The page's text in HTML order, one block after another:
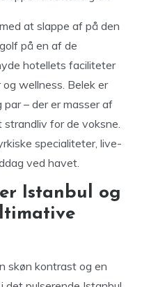
at slappe af på den
på en af de
hotellets faciliteter
wellness. Belek er
– der er masser af
for de voksne.
specialiteter, live-
ved havet.
Istanbul og
skøn kontrast og en